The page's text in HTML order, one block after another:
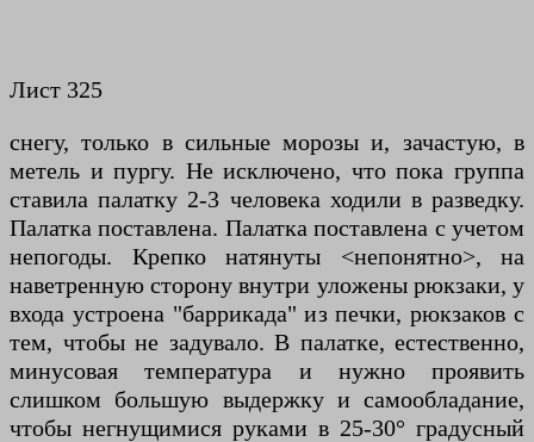
Лист 325
снегу, только в сильные морозы и, зачастую, в
метель и пургу. Не исключено, что пока группа
ставила палатку 2-3 человека ходили в разведку.
Палатка поставлена. Палатка поставлена с учетом
непогоды. Крепко натянуты <непонятно>, на
наветренную сторону внутри уложены рюкзаки, у
входа устроена "баррикада" из печки, рюкзаков с
тем, чтобы не задувало. В палатке, естественно,
минусовая температура и нужно проявить
слишком большую выдержку и самообладание,
чтобы негнущимися руками в 25-30° градусный